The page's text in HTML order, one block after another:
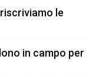
le
in campo per